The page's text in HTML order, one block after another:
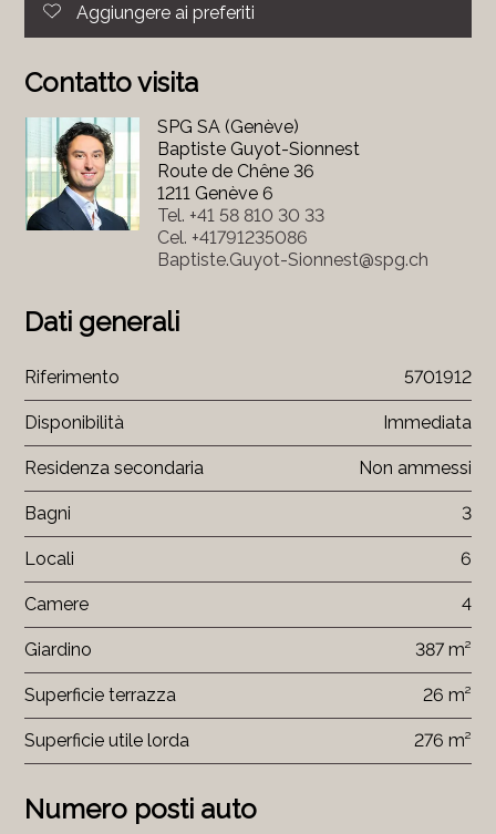
Aggiungere ai preferiti
Contatto visita
SPG SA (Genève)
Baptiste Guyot-Sionnest
Route de Chêne 36
1211 Genève 6
Tel. +41 58 810 30 33
Cel. +41791235086
Baptiste.Guyot-Sionnest@spg.ch
Dati generali
Riferimento 5701912
Disponibilità Immediata
Residenza secondaria Non ammessi
Bagni 3
Locali 6
Camere 4
Giardino 387 m²
Superficie terrazza 26 m²
Superficie utile lorda 276 m²
Numero posti auto